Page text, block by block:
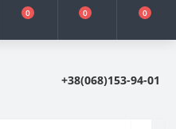
0 0 0
+38(068)153-94-01